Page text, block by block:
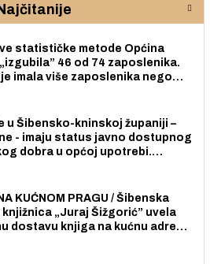
statističke metode Općina
46 od 74 zaposlenika.
imala više zaposlenika nego
u Šibensko-kninskoj županiji –
- imaju status javno dostupnog
dobra u općoj upotrebi.
KUĆNOM PRAGU / Šibenska
„Juraj Šižgorić” uvela
dostavu knjiga na kućnu adresu